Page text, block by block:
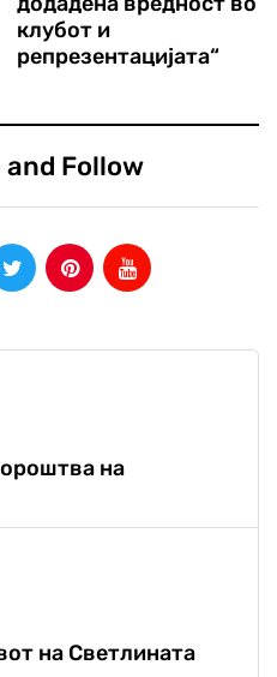
клубот и
репрезентацијата“
Follow
на
на Светлината